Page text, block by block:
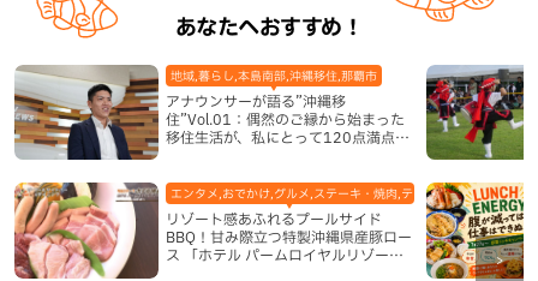
あなたへおすすめ！
アナウンサーが語る”沖縄移
住”Vol.01：偶然のご縁から始まった
移住生活が、私にとって120点満点に
地域,暮らし,本島南部,沖縄移住,那覇市
リゾート感あふれるプールサイド
BBQ！甘み際立つ特製沖縄県産豚ロー
ス 「ホテル パームロイヤルリゾート
エンタメ,おでかけ,グルメ,ステーキ・焼肉,テレビ,ホテル,地域,本島